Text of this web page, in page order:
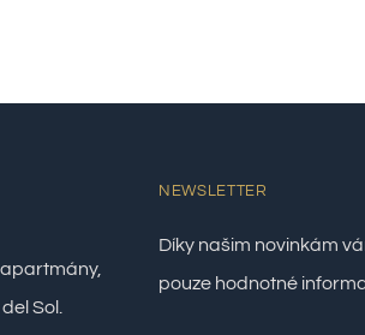
Sol.
NEWSLETTER
Díky našim novinkám
pouze hodnotné